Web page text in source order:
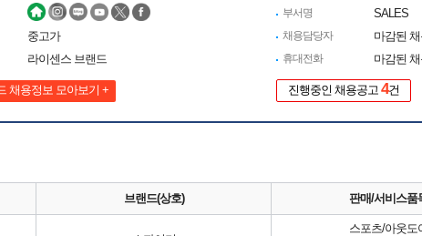
중고가
라이센스 브랜드
채용정보 모아보기 +
부서명 SALES
채용담당자 마감된
휴대전화 마감된
진행중인 채용공고 4건
브랜드(상호) 판매/서비스품
스포츠/아웃도